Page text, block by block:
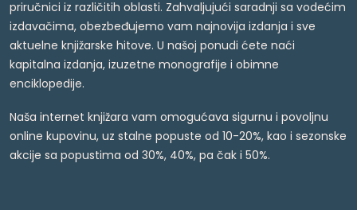
priručnici iz različitih oblasti. Zahvaljujući saradnji sa vodećim
izdavačima, obezbeđujemo vam najnovija izdanja i sve
aktuelne knjižarske hitove. U našoj ponudi ćete naći
kapitalna izdanja, izuzetne monografije i obimne
enciklopedije.
Naša internet knjižara vam omogućava sigurnu i povoljnu
online kupovinu, uz stalne popuste od 10-20%, kao i sezonske
akcije sa popustima od 30%, 40%, pa čak i 50%.